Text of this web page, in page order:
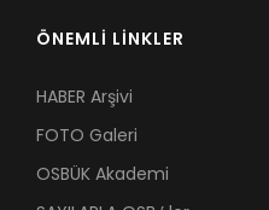
ÖNEMLİ LİNKLER
HABER Arşivi
FOTO Galeri
OSBÜK Akademi